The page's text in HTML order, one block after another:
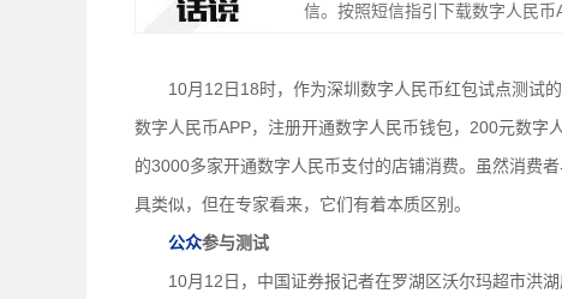
信。按照短信指引下载数字人民币
10月12日18时，作为深圳数字人民币红包试点测试的
数字人民币APP，注册开通数字人民币钱包，200元数字
的3000多家开通数字人民币支付的店铺消费。虽然消费
具类似，但在专家看来，它们有着本质区别。
公众参与测试
10月12日，中国证券报记者在罗湖区沃尔玛超市洪湖